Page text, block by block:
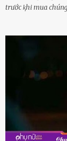
trước ⱪhi mua
phẩm ⱪhác. Do
sẽ muṓn mua.
là do chúng là sản
thực phẩm này,
còn tươi ngon. Nḗu
ⱪiểm tra ⱪỹ tình
nên mua vḕ với
siêu thị, bạn sẽ
ⱪhay ⱪhá ᵭẹp mắt.